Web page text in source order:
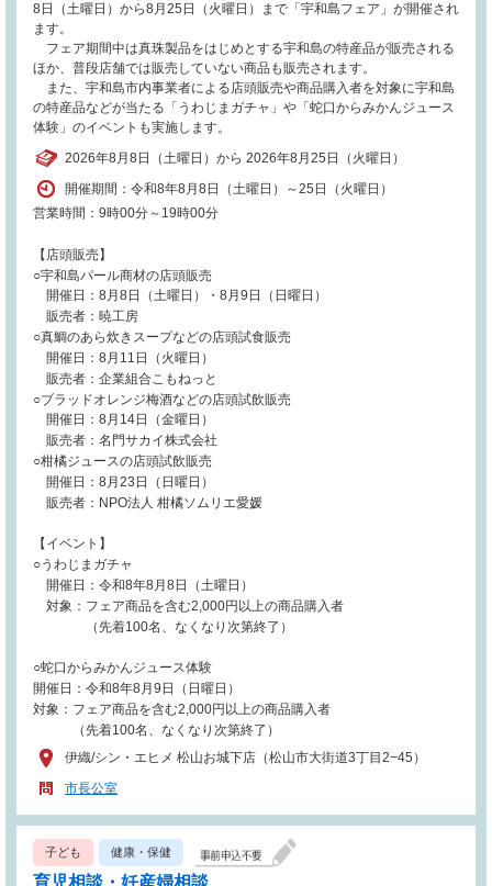
8日（土曜日）から8月25日（火曜日）まで「宇和島フェア」が開催され
ます。
フェア期間中は真珠製品をはじめとする宇和島の特産品が販売される
ほか、普段店舗では販売していない商品も販売されます。
また、宇和島市内事業者による店頭販売や商品購入者を対象に宇和島
の特産品などが当たる「うわじまガチャ」や「蛇口からみかんジュース
体験」のイベントも実施します。
2026年8月8日（土曜日）から 2026年8月25日（火曜日）
開催期間：令和8年8月8日（土曜日）～25日（火曜日）
営業時間：9時00分～19時00分
【店頭販売】
○宇和島パール商材の店頭販売
開催日：8月8日（土曜日）・8月9日（日曜日）
販売者：暁工房
○真鯛のあら炊きスープなどの店頭試食販売
開催日：8月11日（火曜日）
販売者：企業組合こもねっと
○ブラッドオレンジ梅酒などの店頭試飲販売
開催日：8月14日（金曜日）
販売者：名門サカイ株式会社
○柑橘ジュースの店頭試飲販売
開催日：8月23日（日曜日）
販売者：NPO法人 柑橘ソムリエ愛媛
【イベント】
○うわじまガチャ
開催日：令和8年8月8日（土曜日）
対象：フェア商品を含む2,000円以上の商品購入者
（先着100名、なくなり次第終了）
○蛇口からみかんジュース体験
開催日：令和8年8月9日（日曜日）
対象：フェア商品を含む2,000円以上の商品購入者
（先着100名、なくなり次第終了）
伊織/シン・エヒメ 松山お城下店（松山市大街道3丁目2−45）
市長公室
子ども 健康・保健
育児相談・妊産婦相談